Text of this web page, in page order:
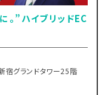
。”ハイブリッドEC
グランドタワー25階